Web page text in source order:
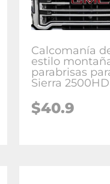
Calcomanía
estilo
parabrisas
Sierra 2500HD
$40.9